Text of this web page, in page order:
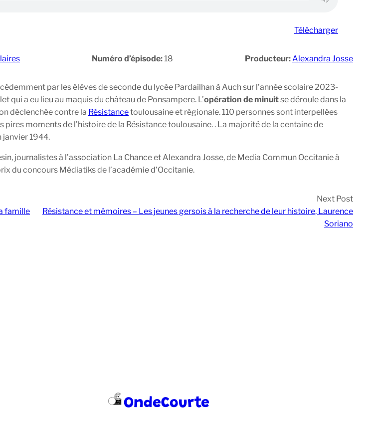
Télécharger
Numéro d’épisode:18 Producteur:Alexandra Josse
par les élèves de seconde du lycée Pardailhan à Auch sur l’année scolaire 2023-
qui a eu lieu au maquis du château de Ponsampere. L’opération de minuitse déroule dans la
déclenchée contre la Résistancetoulousaine et régionale. 110 personnes sont interpellées
pires moments de l’histoire de la Résistance toulousaine. . La majorité de la centaine de
janvier 1944.
journalistes à l’association La Chance et Alexandra Josse, de Media Commun Occitanie à
du concours Médiatiks de l’académie d’Occitanie.
famille
Next Post
Résistance et mémoires – Les jeunes gersois à la recherche de leur histoire, Laurence
Soriano
OndeCourte